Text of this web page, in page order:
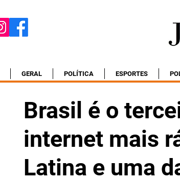
GERAL POLÍTICA ESPORTES
Brasil é o
internet mais
Latina e uma